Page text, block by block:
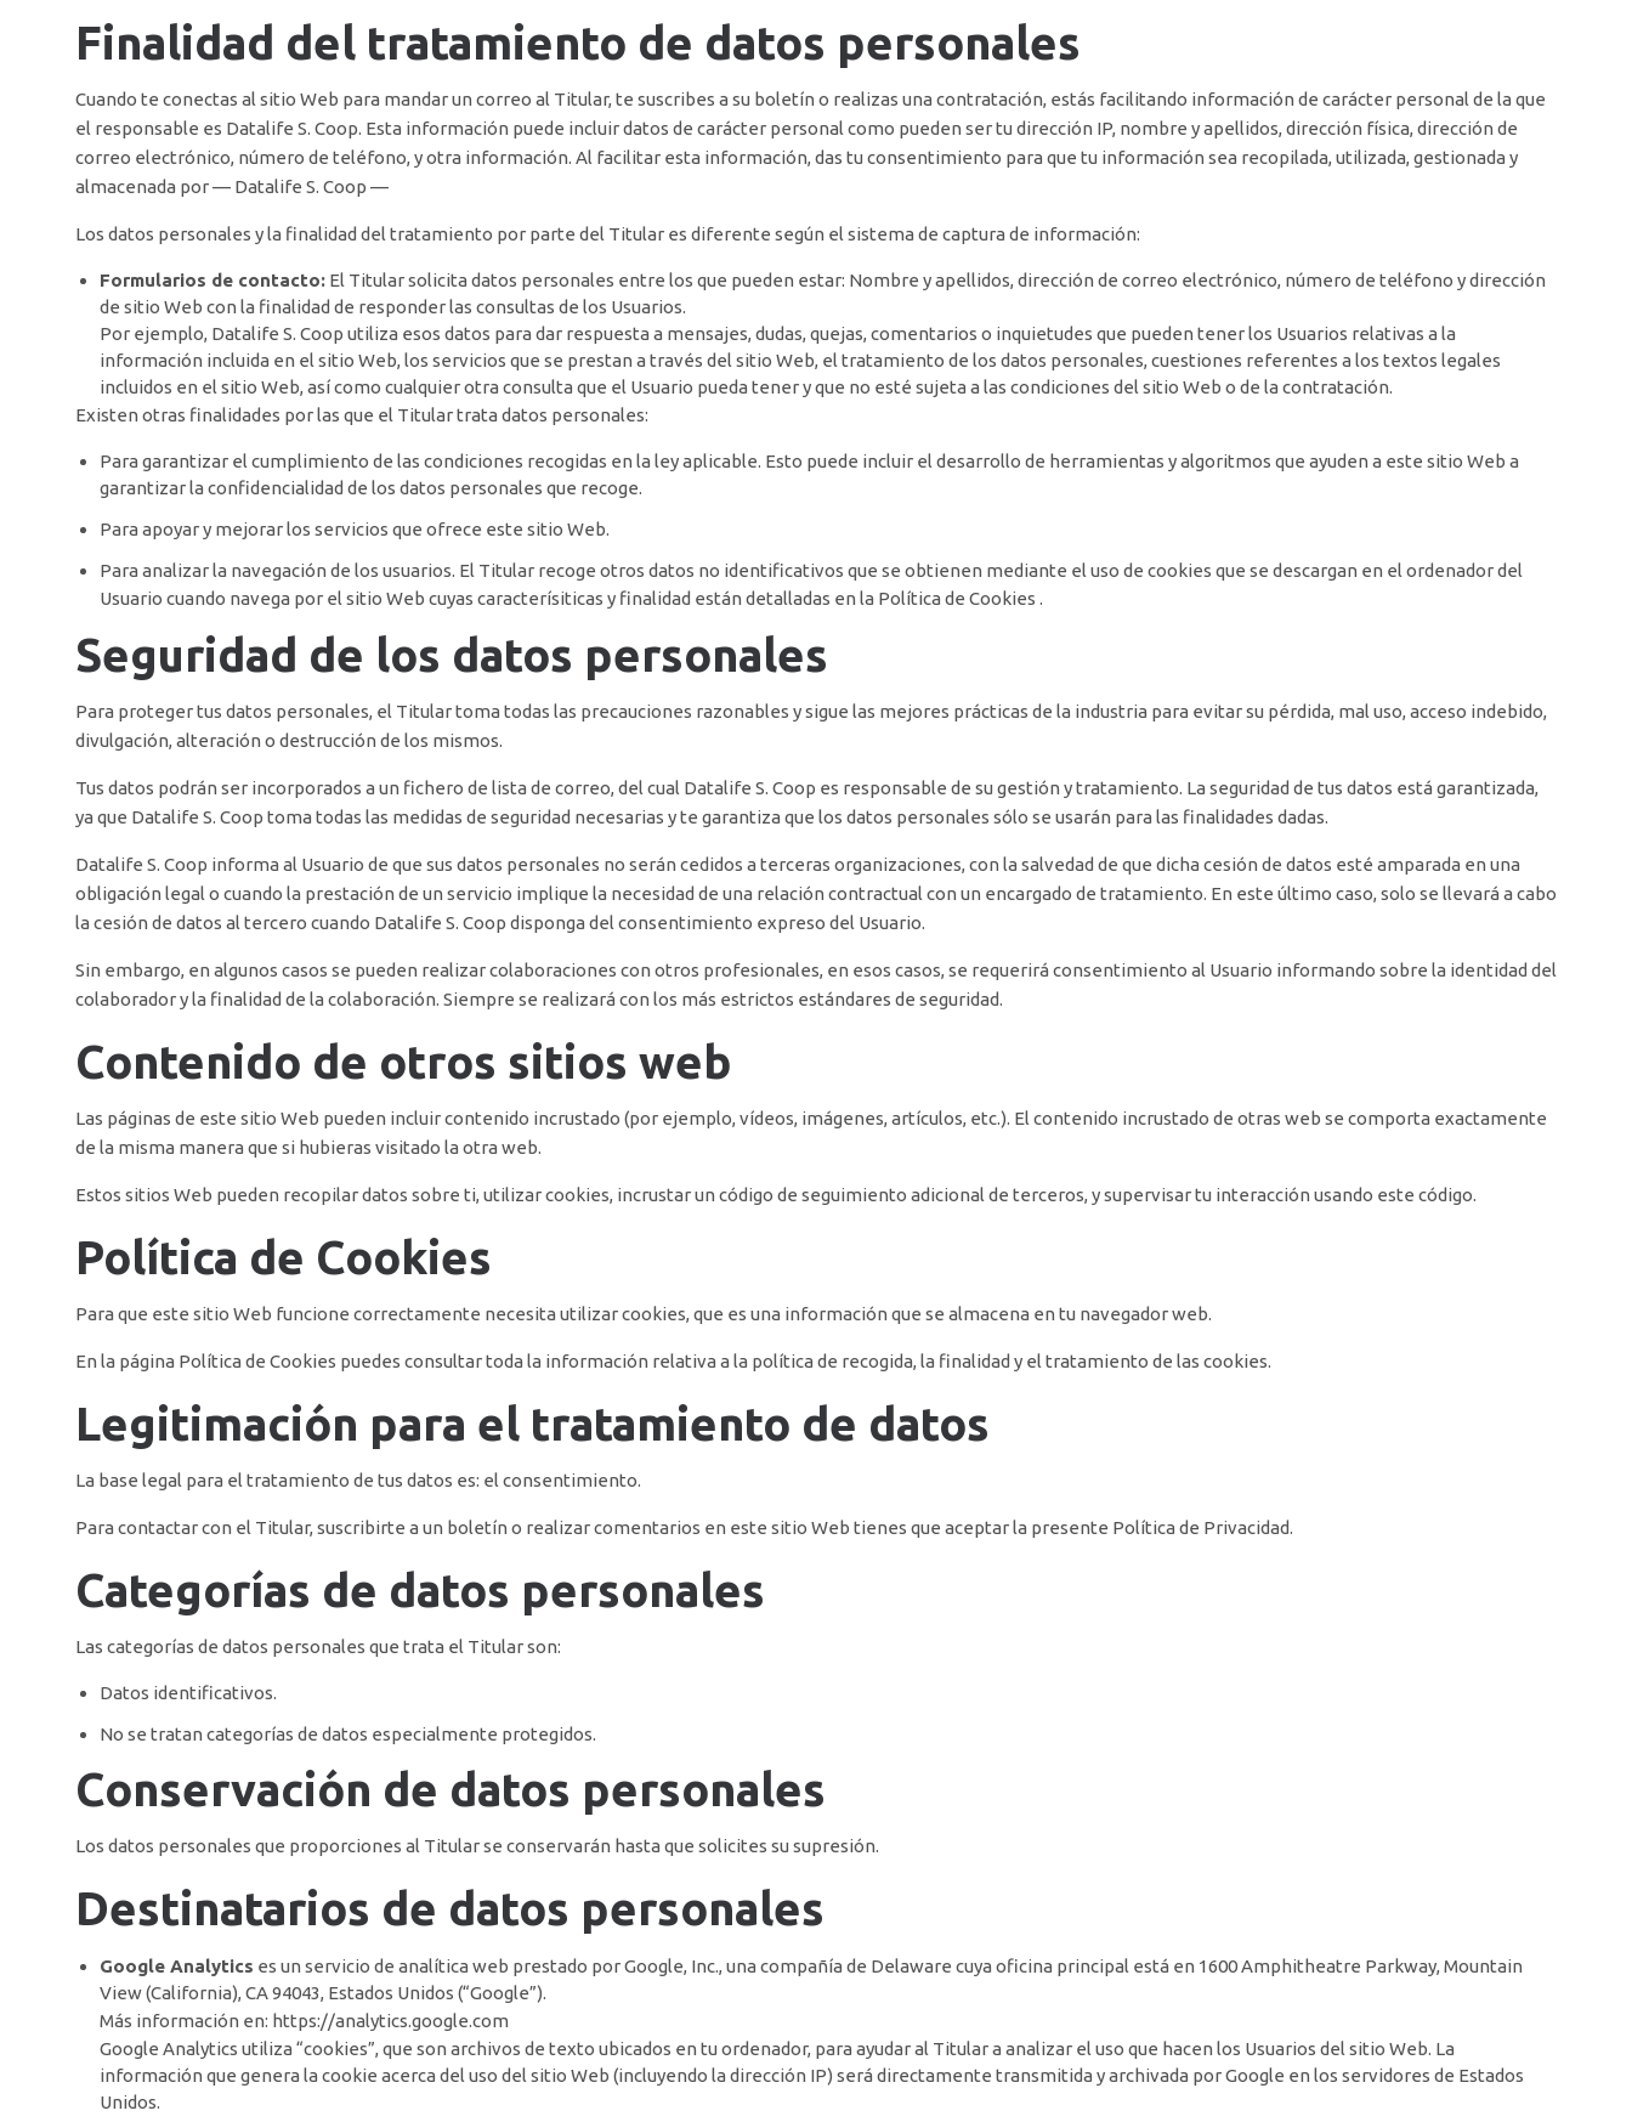
Finalidad del tratamiento de datos personales
Cuando te conectas al sitio Web para mandar un correo al Titular, te suscribes a su boletín o realizas una contratación, estás facilitando información de carácter personal de la que
el responsable es Datalife S. Coop. Esta información puede incluir datos de carácter personal como pueden ser tu dirección IP, nombre y apellidos, dirección física, dirección de
correo electrónico, número de teléfono, y otra información. Al facilitar esta información, das tu consentimiento para que tu información sea recopilada, utilizada, gestionada y
almacenada por — Datalife S. Coop —
Los datos personales y la finalidad del tratamiento por parte del Titular es diferente según el sistema de captura de información:
Formularios de contacto: El Titular solicita datos personales entre los que pueden estar: Nombre y apellidos, dirección de correo electrónico, número de teléfono y dirección
de sitio Web con la finalidad de responder las consultas de los Usuarios.
Por ejemplo, Datalife S. Coop utiliza esos datos para dar respuesta a mensajes, dudas, quejas, comentarios o inquietudes que pueden tener los Usuarios relativas a la
información incluida en el sitio Web, los servicios que se prestan a través del sitio Web, el tratamiento de los datos personales, cuestiones referentes a los textos legales
incluidos en el sitio Web, así como cualquier otra consulta que el Usuario pueda tener y que no esté sujeta a las condiciones del sitio Web o de la contratación.
Existen otras finalidades por las que el Titular trata datos personales:
Para garantizar el cumplimiento de las condiciones recogidas en la ley aplicable. Esto puede incluir el desarrollo de herramientas y algoritmos que ayuden a este sitio Web a
garantizar la confidencialidad de los datos personales que recoge.
Para apoyar y mejorar los servicios que ofrece este sitio Web.
Para analizar la navegación de los usuarios. El Titular recoge otros datos no identificativos que se obtienen mediante el uso de cookies que se descargan en el ordenador del
Usuario cuando navega por el sitio Web cuyas caracterísiticas y finalidad están detalladas en la Política de Cookies .
Seguridad de los datos personales
Para proteger tus datos personales, el Titular toma todas las precauciones razonables y sigue las mejores prácticas de la industria para evitar su pérdida, mal uso, acceso indebido,
divulgación, alteración o destrucción de los mismos.
Tus datos podrán ser incorporados a un fichero de lista de correo, del cual Datalife S. Coop es responsable de su gestión y tratamiento. La seguridad de tus datos está garantizada,
ya que Datalife S. Coop toma todas las medidas de seguridad necesarias y te garantiza que los datos personales sólo se usarán para las finalidades dadas.
Datalife S. Coop informa al Usuario de que sus datos personales no serán cedidos a terceras organizaciones, con la salvedad de que dicha cesión de datos esté amparada en una
obligación legal o cuando la prestación de un servicio implique la necesidad de una relación contractual con un encargado de tratamiento. En este último caso, solo se llevará a cabo
la cesión de datos al tercero cuando Datalife S. Coop disponga del consentimiento expreso del Usuario.
Sin embargo, en algunos casos se pueden realizar colaboraciones con otros profesionales, en esos casos, se requerirá consentimiento al Usuario informando sobre la identidad del
colaborador y la finalidad de la colaboración. Siempre se realizará con los más estrictos estándares de seguridad.
Contenido de otros sitios web
Las páginas de este sitio Web pueden incluir contenido incrustado (por ejemplo, vídeos, imágenes, artículos, etc.). El contenido incrustado de otras web se comporta exactamente
de la misma manera que si hubieras visitado la otra web.
Estos sitios Web pueden recopilar datos sobre ti, utilizar cookies, incrustar un código de seguimiento adicional de terceros, y supervisar tu interacción usando este código.
Política de Cookies
Para que este sitio Web funcione correctamente necesita utilizar cookies, que es una información que se almacena en tu navegador web.
En la página Política de Cookies puedes consultar toda la información relativa a la política de recogida, la finalidad y el tratamiento de las cookies.
Legitimación para el tratamiento de datos
La base legal para el tratamiento de tus datos es: el consentimiento.
Para contactar con el Titular, suscribirte a un boletín o realizar comentarios en este sitio Web tienes que aceptar la presente Política de Privacidad.
Categorías de datos personales
Las categorías de datos personales que trata el Titular son:
Datos identificativos.
No se tratan categorías de datos especialmente protegidos.
Conservación de datos personales
Los datos personales que proporciones al Titular se conservarán hasta que solicites su supresión.
Destinatarios de datos personales
Google Analytics es un servicio de analítica web prestado por Google, Inc., una compañía de Delaware cuya oficina principal está en 1600 Amphitheatre Parkway, Mountain
View (California), CA 94043, Estados Unidos (“Google”).
Más información en: https://analytics.google.com
Google Analytics utiliza “cookies”, que son archivos de texto ubicados en tu ordenador, para ayudar al Titular a analizar el uso que hacen los Usuarios del sitio Web. La
información que genera la cookie acerca del uso del sitio Web (incluyendo la dirección IP) será directamente transmitida y archivada por Google en los servidores de Estados
Unidos.